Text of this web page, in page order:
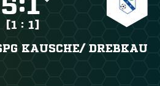
[1 : 1]
KAUSCHE/​ DREBKAU